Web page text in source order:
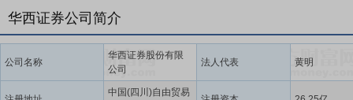
华西证券公司简介
公司名称
华西证券股份有限
公司
法人代表 黄明
中国(四川)自由贸易